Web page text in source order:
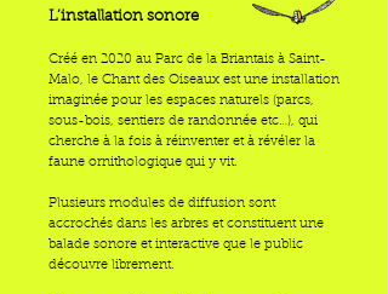
L’installation sonore
Créé en 2020 au Parc de la Briantais à Saint-
Malo, le Chant des Oiseaux est une installation
imaginée pour les espaces naturels (parcs,
sous-bois, sentiers de randonnée etc…), qui
cherche à la fois à réinventer et à révéler la
faune ornithologique qui y vit.
Plusieurs modules de diffusion sont
accrochés dans les arbres et constituent une
balade sonore et interactive que le public
découvre librement.